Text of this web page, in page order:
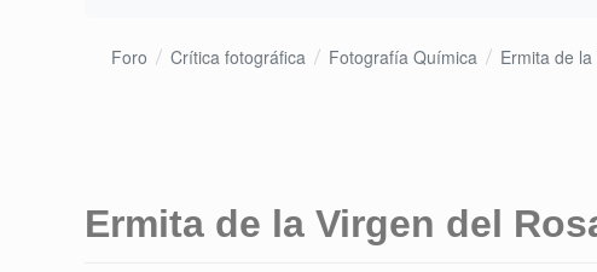
Foro Crítica fotográfica Fotografía Química Ermita de
Ermita de la Virgen del